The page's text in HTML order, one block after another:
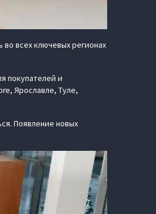
всех ключевых регионах
покупателей и
Ярославле, Туле,
Появление новых